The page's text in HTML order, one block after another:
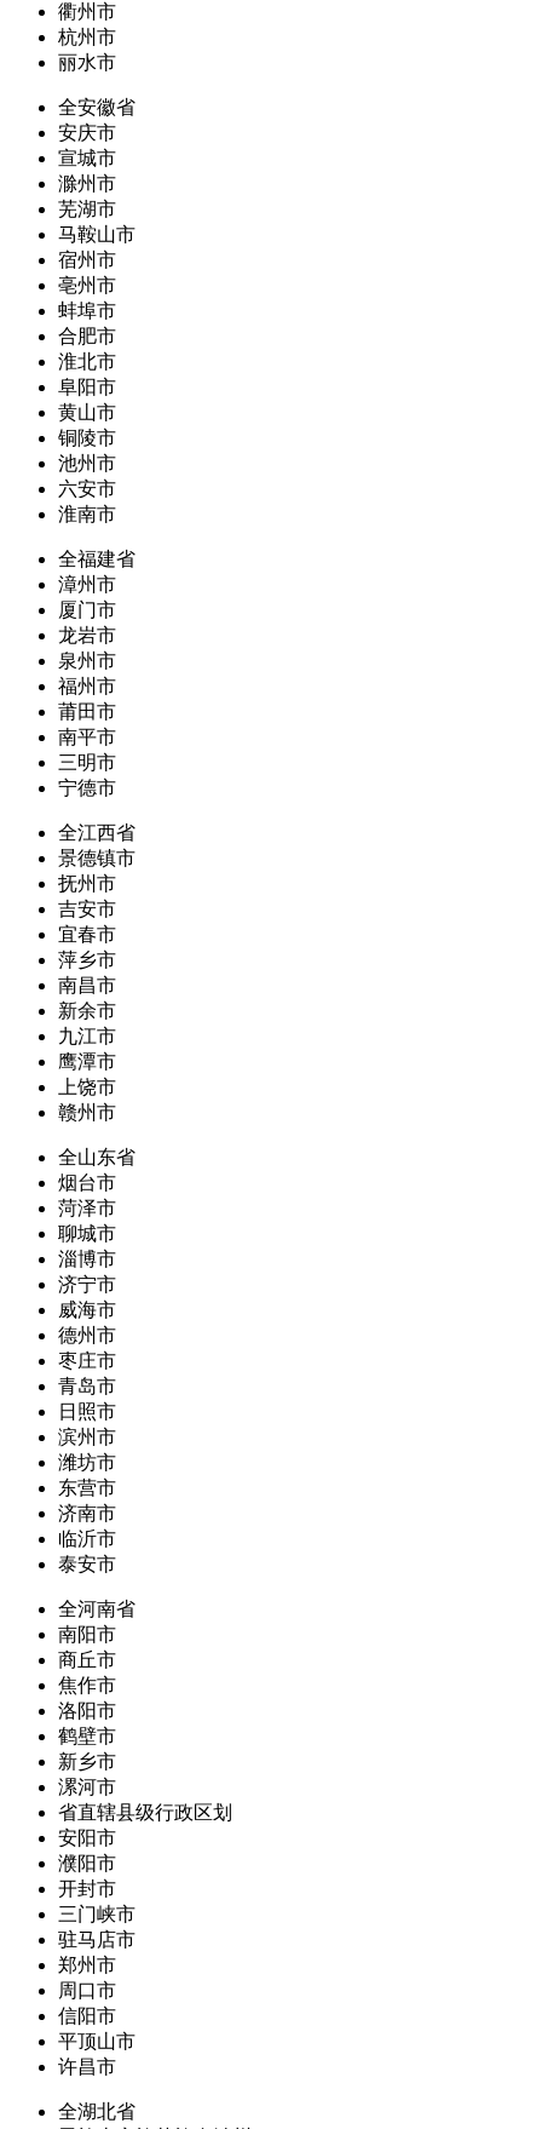
衢州市
杭州市
丽水市
全安徽省
安庆市
宣城市
滁州市
芜湖市
马鞍山市
宿州市
亳州市
蚌埠市
合肥市
淮北市
阜阳市
黄山市
铜陵市
池州市
六安市
淮南市
全福建省
漳州市
厦门市
龙岩市
泉州市
福州市
莆田市
南平市
三明市
宁德市
全江西省
景德镇市
抚州市
吉安市
宜春市
萍乡市
南昌市
新余市
九江市
鹰潭市
上饶市
赣州市
全山东省
烟台市
菏泽市
聊城市
淄博市
济宁市
威海市
德州市
枣庄市
青岛市
日照市
滨州市
潍坊市
东营市
济南市
临沂市
泰安市
全河南省
南阳市
商丘市
焦作市
洛阳市
鹤壁市
新乡市
漯河市
省直辖县级行政区划
安阳市
濮阳市
开封市
三门峡市
驻马店市
郑州市
周口市
信阳市
平顶山市
许昌市
全湖北省